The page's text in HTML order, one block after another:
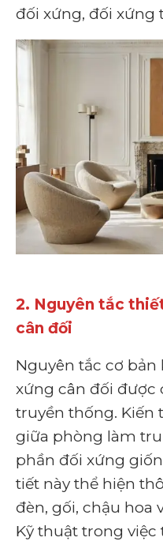
đối xứng, đối xứng
2. Nguyên tắc
cân đối
Nguyên tắc cơ
xứng cân đối được
truyền thống. Kiến
giữa phòng làm
phần đối xứng
tiết này thể hiện
đèn, gối, chậu hoa
Kỹ thuật trong việc